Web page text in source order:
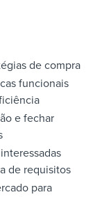
de compra
funcionais
e fechar
de requisitos
para